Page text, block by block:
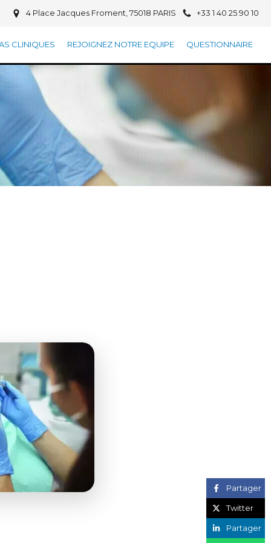
+33 1 40 25 90 10
4 Place Jacques Froment, 75018 PARIS
CLINIQUES REJOIGNEZ NOTRE EQUIPE QUESTIONNAIRE
Partager
Twitter
Partager